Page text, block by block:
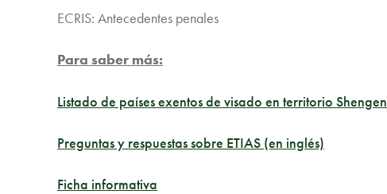
ECRIS: Antecedentes penales
Para saber más:
Listado de países exentos de visado en territorio Shengen
Preguntas y respuestas sobre ETIAS (en inglés)
Ficha informativa